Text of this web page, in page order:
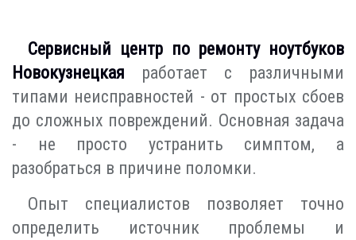
Сервисный центр по ремонту ноутбуков
Новокузнецкая работает с различными
типами неисправностей - от простых сбоев
до сложных повреждений. Основная задача
- не просто устранить симптом, а
разобраться в причине поломки.
Опыт специалистов позволяет точно
определить источник проблемы и